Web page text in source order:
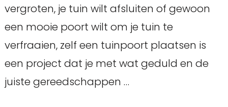
vergroten, je tuin wilt afsluiten of gewoon
een mooie poort wilt om je tuin te
verfraaien, zelf een tuinpoort plaatsen is
een project dat je met wat geduld en de
juiste gereedschappen …